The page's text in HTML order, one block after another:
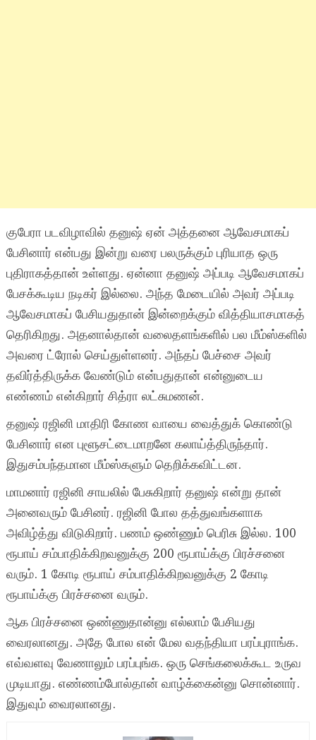
குபேரா படவிழாவில் தனுஷ் ஏன் அத்தனை ஆவேசமாகப்
பேசினார் என்பது இன்று வரை பலருக்கும் புரியாத ஒரு
புதிராகத்தான் உள்ளது. ஏன்னா தனுஷ் அப்படி ஆவேசமாகப்
பேசக்கூடிய நடிகர் இல்லை. அந்த மேடையில் அவர் அப்படி
ஆவேசமாகப் பேசியதுதான் இன்றைக்கும் வித்தியாசமாகத்
தெரிகிறது. அதனால்தான் வலைதளங்களில் பல மீம்ஸ்களில்
அவரை ட்ரோல் செய்துள்ளனர். அந்தப் பேச்சை அவர்
தவிர்த்திருக்க வேண்டும் என்பதுதான் என்னுடைய
எண்ணம் என்கிறார் சித்ரா லட்சுமணன்.
தனுஷ் ரஜினி மாதிரி கோண வாயை வைத்துக் கொண்டு
பேசினார் என புளூசட்டைமாறனே கலாய்த்திருந்தார்.
இதுசம்பந்தமான மீம்ஸ்களும் தெறிக்கவிட்டன.
மாமனார் ரஜினி சாயலில் பேசுகிறார் தனுஷ் என்று தான்
அனைவரும் பேசினர். ரஜினி போல தத்துவங்களாக
அவிழ்த்து விடுகிறார். பணம் ஒண்ணும் பெரிசு இல்ல. 100
ரூபாய் சம்பாதிக்கிறவனுக்கு 200 ரூபாய்க்கு பிரச்சனை
வரும். 1 கோடி ரூபாய் சம்பாதிக்கிறவனுக்கு 2 கோடி
ரூபாய்க்கு பிரச்சனை வரும்.
ஆக பிரச்சனை ஒண்ணுதான்னு எல்லாம் பேசியது
வைரலானது. அதே போல என் மேல வதந்தியா பரப்புராங்க.
எவ்வளவு வேணாலும் பரப்புங்க. ஒரு செங்கலைக்கூட உருவ
முடியாது. எண்ணம்போல்தான் வாழ்க்கைன்னு சொன்னார்.
இதுவும் வைரலானது.